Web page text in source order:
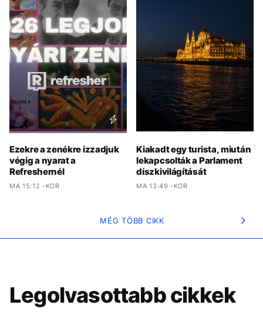
Ezekre a zenékre izzadjuk
végig a nyarat a
Refreshernél
MA 15:12 -KOR
Kiakadt egy turista, miután
lekapcsolták a Parlament
díszkivilágítását
MA 13:49 -KOR
MÉG TÖBB CIKK
Legolvasottabb cikkek